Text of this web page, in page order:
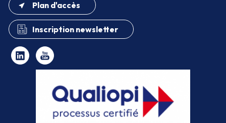
Plan d'accès
Inscription newsletter